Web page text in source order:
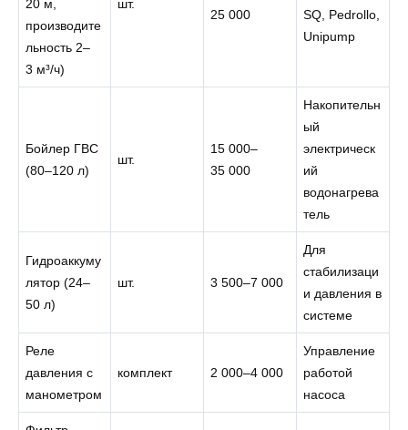
20 м,
производите
льность 2–
3 м³/ч)
шт.
25 000
SQ, Pedrollo,
Unipump
Бойлер ГВС
(80–120 л)
шт.
15 000–
35 000
Накопительн
ый
электрическ
ий
водонагрева
тель
Гидроаккуму
лятор (24–
50 л)
шт. 3 500–7 000
Для
стабилизаци
и давления в
системе
Реле
давления с
манометром
комплект 2 000–4 000
Управление
работой
насоса